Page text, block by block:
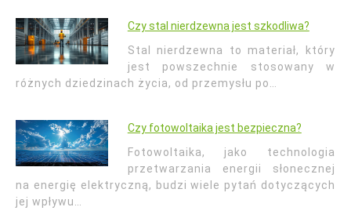
Czy stal nierdzewna jest szkodliwa?
Stal nierdzewna to materiał, który
jest powszechnie stosowany w
różnych dziedzinach życia, od przemysłu po…
Czy fotowoltaika jest bezpieczna?
Fotowoltaika, jako technologia
przetwarzania energii słonecznej
na energię elektryczną, budzi wiele pytań dotyczących
jej wpływu…